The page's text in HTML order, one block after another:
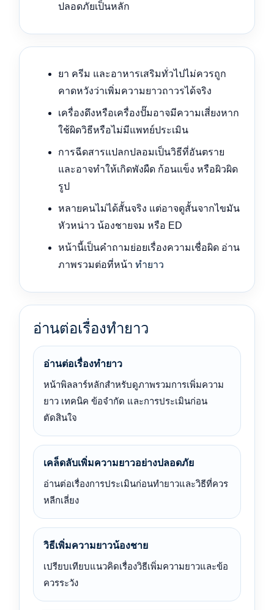
ปลอดภัยเป็นหลัก
ยา ครีม และอาหารเสริมทั่วไปไม่ควรถูก
คาดหวังว่าเพิ่มความยาวถาวรได้จริง
เครื่องดึงหรือเครื่องปั๊มอาจมีความเสี่ยงหาก
ใช้ผิดวิธีหรือไม่มีแพทย์ประเมิน
การฉีดสารแปลกปลอมเป็นวิธีที่อันตราย
และอาจทำให้เกิดพังผืด ก้อนแข็ง หรือผิวผิด
รูป
หลายคนไม่ได้สั้นจริง แต่อาจดูสั้นจากไขมัน
หัวหน่าว น้องชายจม หรือ ED
หน้านี้เป็นคำถามย่อยเรื่องความเชื่อผิด อ่าน
ภาพรวมต่อที่หน้า ทำยาว
อ่านต่อเรื่องทำยาว
อ่านต่อเรื่องทำยาว
หน้าพิลลาร์หลักสำหรับดูภาพรวมการเพิ่มความ
ยาว เทคนิค ข้อจำกัด และการประเมินก่อน
ตัดสินใจ
เคล็ดลับเพิ่มความยาวอย่างปลอดภัย
อ่านต่อเรื่องการประเมินก่อนทำยาวและวิธีที่ควร
หลีกเลี่ยง
วิธีเพิ่มความยาวน้องชาย
เปรียบเทียบแนวคิดเรื่องวิธีเพิ่มความยาวและข้อ
ควรระวัง